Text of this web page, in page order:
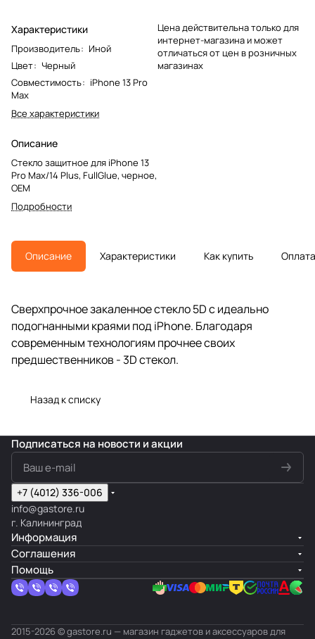
Характеристики
Производитель: Иной
Цвет: Черный
Совместимость: iPhone 13 Pro
Max
Все характеристики
Описание
Стекло защитное для iPhone 13
Pro Max/14 Plus, FullGlue, черное,
OEM
Подробности
Цена действительна только для
интернет-магазина и может
отличаться от цен в розничных
магазинах
Описание Характеристики Как купить Оплата
Сверхпрочное закаленное стекло 5D с идеально
подогнанными краями под iPhone. Благодаря
современным технологиям прочнее своих
предшественников - 3D стекол.
Назад к списку
Подписаться на новости и акции
+7 (4012) 336-006
info@gastore.ru
г. Калининград
Информация
Соглашения
Помощь
2015-2026 © gastore.ru — магазин гаджетов и аксессуаров для